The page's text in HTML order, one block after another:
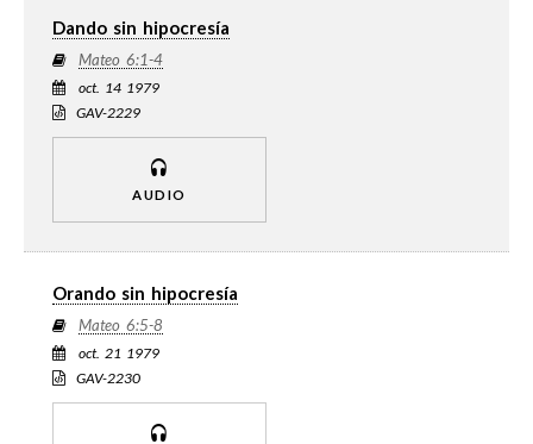
Dando sin hipocresía
Mateo 6:1-4
oct. 14 1979
GAV-2229
AUDIO
Orando sin hipocresía
Mateo 6:5-8
oct. 21 1979
GAV-2230